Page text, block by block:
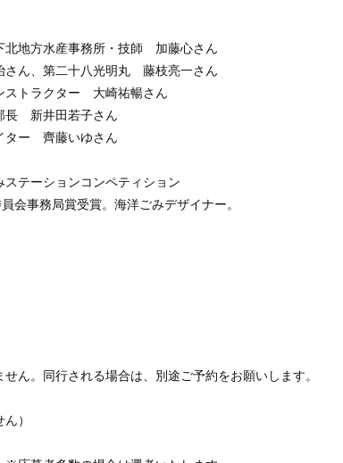
北地方水産事務所・技師 加藤心さん
さん、第二十八光明丸 藤枝亮一さん
ストラクター 大崎祐暢さん
長 新井田若子さん
ター 齊藤いゆさん
ションコンペティション
局賞受賞。海洋ごみデザイナー。
ん。同行される場合は、別途ご予約をお願いします。
）